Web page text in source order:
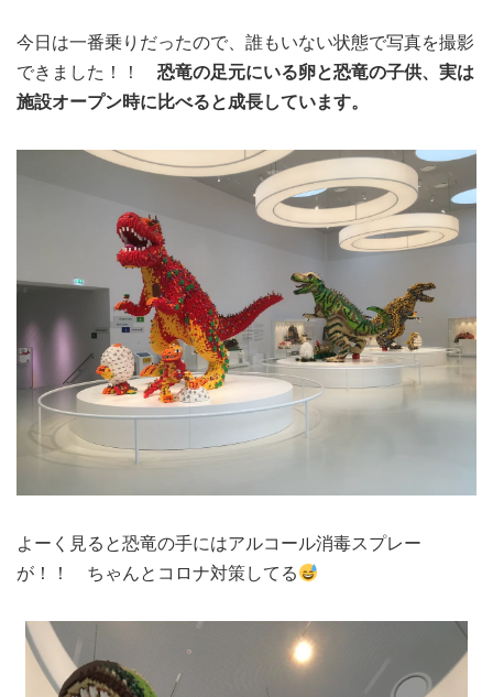
今日は一番乗りだったので、誰もいない状態で写真を撮影
できました！！ 恐竜の足元にいる卵と恐竜の子供、実は
施設オープン時に比べると成長しています。
よーく見ると恐竜の手にはアルコール消毒スプレー
が！！ ちゃんとコロナ対策してる